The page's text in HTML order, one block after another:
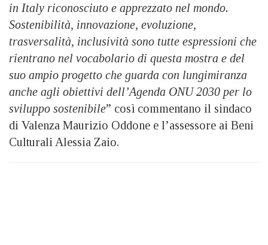
in Italy riconosciuto e apprezzato nel mondo.
Sostenibilità, innovazione, evoluzione,
trasversalità, inclusività sono tutte espressioni che
rientrano nel vocabolario di questa mostra e del
suo ampio progetto che guarda con lungimiranza
anche agli obiettivi dell’Agenda ONU 2030 per lo
sviluppo sostenibile” così commentano il sindaco
di Valenza Maurizio Oddone e l’assessore ai Beni
Culturali Alessia Zaio.